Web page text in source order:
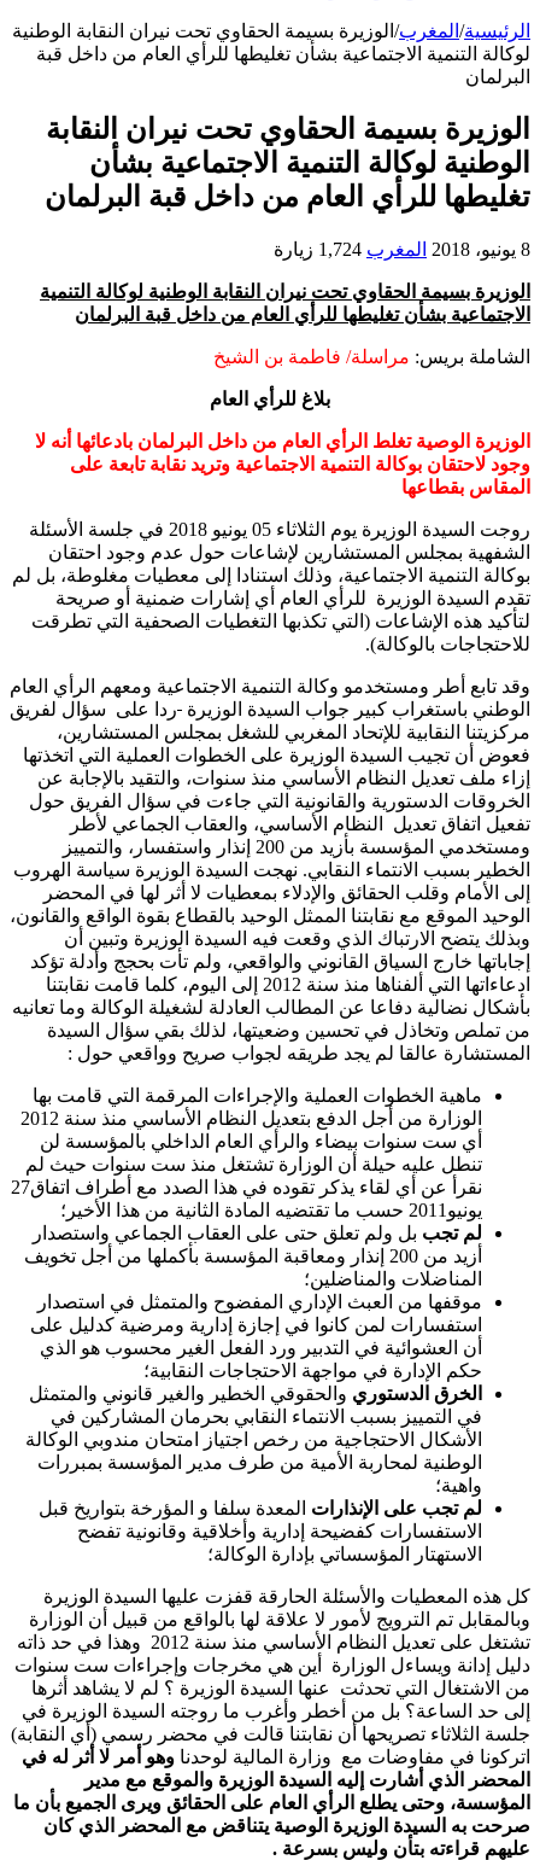
الرئيسية/ المغرب/ الوزيرة بسيمة الحقاوي تحت نيران النقابة الوطنية
لوكالة التنمية الاجتماعية بشأن تغليطها للرأي العام من داخل قبة
البرلمان
الوزيرة بسيمة الحقاوي تحت نيران النقابة
الوطنية لوكالة التنمية الاجتماعية بشأن
تغليطها للرأي العام من داخل قبة البرلمان
8 يونيو، 2018 المغرب 1,724 زيارة
الوزيرة بسيمة الحقاوي تحت نيران النقابة الوطنية لوكالة التنمية
الاجتماعية بشأن تغليطها للرأي العام من داخل قبة البرلمان
الشاملة بريس: مراسلة/ فاطمة بن الشيخ
بلاغ للرأي العام
الوزيرة الوصية تغلط الرأي العام من داخل البرلمان بادعائها أنه لا
وجود لاحتقان بوكالة التنمية الاجتماعية وتريد نقابة تابعة على
المقاس بقطاعها
روجت السيدة الوزيرة يوم الثلاثاء 05 يونيو 2018 في جلسة الأسئلة
الشفهية بمجلس المستشارين لإشاعات حول عدم وجود احتقان
بوكالة التنمية الاجتماعية، وذلك استنادا إلى معطيات مغلوطة، بل لم
تقدم السيدة الوزيرة للرأي العام أي إشارات ضمنية أو صريحة
لتأكيد هذه الإشاعات (التي تكذبها التغطيات الصحفية التي تطرقت
للاحتجاجات بالوكالة).
وقد تابع أطر ومستخدمو وكالة التنمية الاجتماعية ومعهم الرأي العام
الوطني باستغراب كبير جواب السيدة الوزيرة ردا على سؤال لفريق
مركزيتنا النقابية للإتحاد المغربي للشغل بمجلس المستشارين،
فعوض أن تجيب السيدة الوزيرة على الخطوات العملية التي اتخذتها
إزاء ملف تعديل النظام الأساسي منذ سنوات، والتقيد بالإجابة عن
الخروقات الدستورية والقانونية التي جاءت في سؤال الفريق حول
تفعيل اتفاق تعديل النظام الأساسي، والعقاب الجماعي لأطر
ومستخدمي المؤسسة بأزيد من 200 إنذار واستفسار، والتمييز
الخطير بسبب الانتماء النقابي. نهجت السيدة الوزيرة سياسة الهروب
إلى الأمام وقلب الحقائق والإدلاء بمعطيات لا أثر لها في المحضر
الوحيد الموقع مع نقابتنا الممثل الوحيد بالقطاع بقوة الواقع والقانون،
وبذلك يتضح الارتباك الذي وقعت فيه السيدة الوزيرة وتبين أن
إجاباتها خارج السياق القانوني والواقعي، ولم تأت بحجج وأدلة تؤكد
ادعاءاتها التي ألفناها منذ سنة 2012 إلى اليوم، كلما قامت نقابتنا
بأشكال نضالية دفاعا عن المطالب العادلة لشغيلة الوكالة وما تعانيه
من تملص وتخاذل في تحسين وضعيتها، لذلك بقي سؤال السيدة
المستشارة عالقا لم يجد طريقه لجواب صريح وواقعي حول :
ماهية الخطوات العملية والإجراءات المرقمة التي قامت بها
الوزارة من أجل الدفع بتعديل النظام الأساسي منذ سنة 2012
أي ست سنوات بيضاء والرأي العام الداخلي بالمؤسسة لن
تنطل عليه حيلة أن الوزارة تشتغل منذ ست سنوات حيث لم
نقرأ عن أي لقاء يذكر تقوده في هذا الصدد مع أطراف اتفاق27
يونيو2011 حسب ما تقتضيه المادة الثانية من هذا الأخير؛
لم تجب بل ولم تعلق حتى على العقاب الجماعي واستصدار
أزيد من 200 إنذار ومعاقبة المؤسسة بأكملها من أجل تخويف
المناضلات والمناضلين؛
موقفها من العبث الإداري المفضوح والمتمثل في استصدار
استفسارات لمن كانوا في إجازة إدارية ومرضية كدليل على
أن العشوائية في التدبير ورد الفعل الغير محسوب هو الذي
حكم الإدارة في مواجهة الاحتجاجات النقابية؛
الخرق الدستوري والحقوقي الخطير والغير قانوني والمتمثل
في التمييز بسبب الانتماء النقابي بحرمان المشاركين في
الأشكال الاحتجاجية من رخص اجتياز امتحان مندوبي الوكالة
الوطنية لمحاربة الأمية من طرف مدير المؤسسة بمبررات
واهية؛
لم تجب على الإنذارات المعدة سلفا و المؤرخة بتواريخ قبل
الاستفسارات كفضيحة إدارية وأخلاقية وقانونية تفضح
الاستهتار المؤسساتي بإدارة الوكالة؛
كل هذه المعطيات والأسئلة الحارقة قفزت عليها السيدة الوزيرة
وبالمقابل تم الترويج لأمور لا علاقة لها بالواقع من قبيل أن الوزارة
تشتغل على تعديل النظام الأساسي منذ سنة 2012 وهذا في حد ذاته
دليل إدانة ويساءل الوزارة أين هي مخرجات وإجراءات ست سنوات
من الاشتغال التي تحدثت عنها السيدة الوزيرة ؟ لم لا يشاهد أثرها
إلى حد الساعة؟ بل من أخطر وأغرب ما روجته السيدة الوزيرة في
جلسة الثلاثاء تصريحها أن نقابتنا قالت في محضر رسمي (أي النقابة)
اتركونا في مفاوضات مع وزارة المالية لوحدنا وهو أمر لا أثر له في
المحضر الذي أشارت إليه السيدة الوزيرة والموقع مع مدير
المؤسسة، وحتى يطلع الرأي العام على الحقائق ويرى الجميع بأن ما
صرحت به السيدة الوزيرة الوصية يتناقض مع المحضر الذي كان
عليهم قراءته بتأن وليس بسرعة .